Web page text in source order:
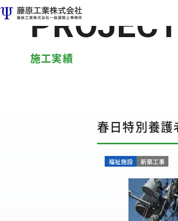
施工実績
春日特別養護
福祉施設 新築工事